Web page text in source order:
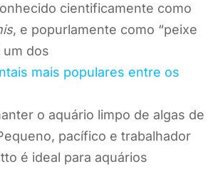
cientificamente como
, e popurlamente como “peixe
um dos
mais populares entre os
o aquário limpo de algas de
pacífico e trabalhador
é ideal para aquários